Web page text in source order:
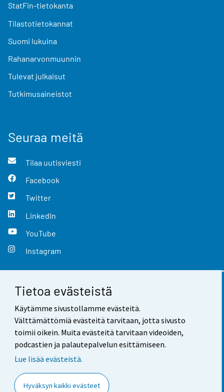
Tietoa evästeistä
Käytämme sivustollamme evästeitä.
Välttämättömiä evästeitä tarvitaan, jotta sivusto
toimii oikein. Muita evästeitä tarvitaan videoiden,
podcastien ja palautepalvelun esittämiseen.
Lue lisää evästeistä.
Hyväksyn kaikki evästeet
StatFin-tietokanta
Tilastotietokannat
Suomi lukuina
Rahanarvonmuunnin
Tulevat julkaisut
Tutkimusaineistot
Seuraa meitä
Tilaa uutisviesti
Facebook
Twitter
LinkedIn
YouTube
Instagram
Yhteystiedot
Palaute
Käyttöehdot
Saavutettavuus